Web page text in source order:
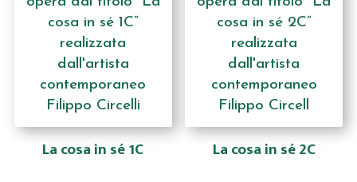
La cosa in sé 1C La cosa in sé 2C